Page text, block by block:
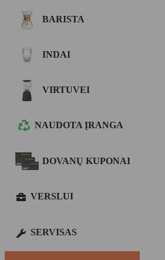
BARISTA
INDAI
VIRTUVEI
NAUDOTA ĮRANGA
DOVANŲ KUPONAI
VERSLUI
SERVISAS